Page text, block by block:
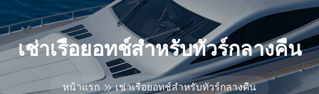
เช่าเรือยอทช์สำหรับทัวร์กลางคืน
หน้าแรก เช่าเรือยอทช์สำหรับทัวร์กลางคืน